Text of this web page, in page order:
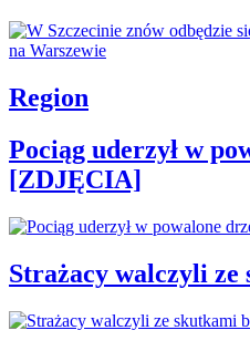
Region
Pociąg uderzył w
[ZDJĘCIA]
Strażacy walczyli